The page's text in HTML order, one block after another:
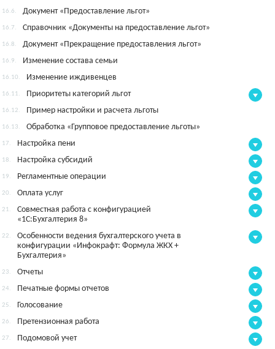
16.6. Документ «Предоставление льгот»
16.7. Справочник «Документы на предоставление льгот»
16.8. Документ «Прекращение предоставления льгот»
16.9. Изменение состава семьи
16.10. Изменение иждивенцев
16.11. Приоритеты категорий льгот
16.12. Пример настройки и расчета льготы
16.13. Обработка «Групповое предоставление льготы»
17. Настройка пени
18. Настройка субсидий
19. Регламентные операции
20. Оплата услуг
21.
Совместная работа с конфигурацией
«1С:Бухгалтерия 8»
22.
Особенности ведения бухгалтерского учета в
конфигурации «Инфокрафт: Формула ЖКХ +
Бухгалтерия»
23. Отчеты
24. Печатные формы отчетов
25. Голосование
26. Претензионная работа
27. Подомовой учет